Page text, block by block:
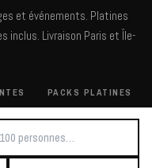
et événements. Platines
inclus. Livraison Paris et Île-
PACKS PLATINES